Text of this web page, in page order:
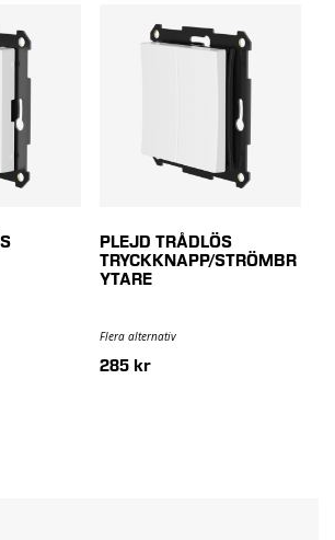
PLEJD TRÅDLÖS
TRYCKKNAPP/STRÖMBR
YTARE
Flera alternativ
285 kr